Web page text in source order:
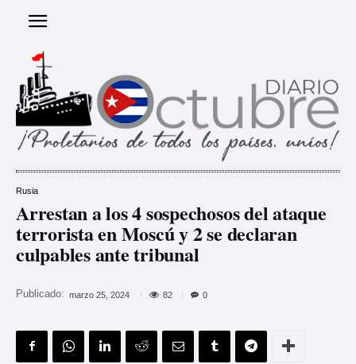
Rusia
Arrestan a los 4 sospechosos del ataque
terrorista en Moscú y 2 se declaran
culpables ante tribunal
Publicado: marzo 25, 2024 82 0